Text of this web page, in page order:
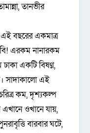
তানভীর
বছরের একমাত্র
এরকম নানারকম
একটি বিষণ্ন,
সাদাকালো এই
কম, দৃশ্যকল্প
এখানে ওখানে যায়,
বারবার ঘটে,